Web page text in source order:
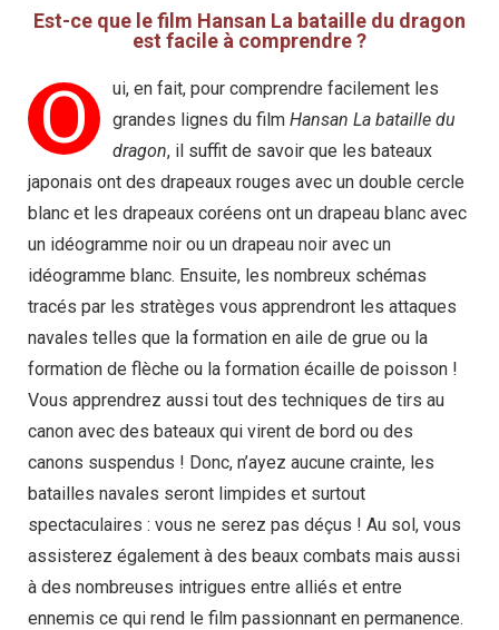
Est-ce que le film Hansan La bataille du dragon
est facile à comprendre ?
O
ui, en fait, pour comprendre facilement les
grandes lignes du film Hansan La bataille du
dragon, il suffit de savoir que les bateaux
japonais ont des drapeaux rouges avec un double cercle
blanc et les drapeaux coréens ont un drapeau blanc avec
un idéogramme noir ou un drapeau noir avec un
idéogramme blanc. Ensuite, les nombreux schémas
tracés par les stratèges vous apprendront les attaques
navales telles que la formation en aile de grue ou la
formation de flèche ou la formation écaille de poisson !
Vous apprendrez aussi tout des techniques de tirs au
canon avec des bateaux qui virent de bord ou des
canons suspendus ! Donc, n’ayez aucune crainte, les
batailles navales seront limpides et surtout
spectaculaires : vous ne serez pas déçus ! Au sol, vous
assisterez également à des beaux combats mais aussi
à des nombreuses intrigues entre alliés et entre
ennemis ce qui rend le film passionnant en permanence.